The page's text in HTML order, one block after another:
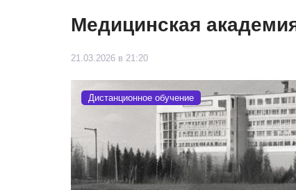
Медицинская
21.03.2026 в 21:20
Дистанционное обучение